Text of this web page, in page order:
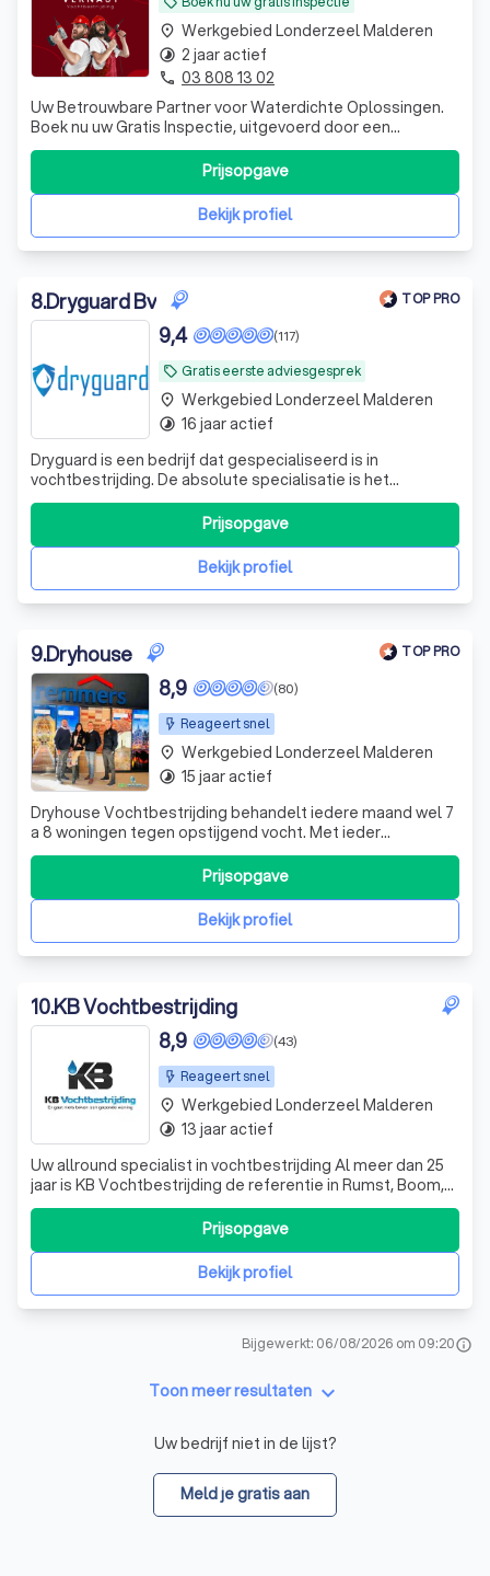
Uw Betrouwbare Partner voor Waterdichte Oplossingen.
Boek nu uw Gratis Inspectie, uitgevoerd door een
Bouwkundig Ingenieur, en ontvang meteen een Oplossing
Ter Plaatse. Geniet van Extra Voordelen zoals Premies tot
50%, en tot 30 Jaar Garantie. Welkom bij Vernast, waar
vakmanschap en klanttevredenhe
Bekijk profiel
Prijsopgave
place Werkgebied Londerzeel Malderen
timelapse 2 jaar actief
phone 03 808 13 02
8.Dryguard Bv TOP PRO
local_offer Gratis eerste adviesgesprek
(117)
9,4
Dryguard is een bedrijf dat gespecialiseerd is in
vochtbestrijding. De absolute specialisatie is het
behandelen van muren tegen opstijgend vocht. Dryguard
is een gezonde KMO met een meewerkende zaakvoerder
dat zich richt op klanten die zo budgetvriendelijk mogelijk
willen injecteren tegen opstijgen
Bekijk profiel
Prijsopgave
place Werkgebied Londerzeel Malderen
timelapse 16 jaar actief
9.Dryhouse TOP PRO
Reageert snel
(80)
8,9
Dryhouse Vochtbestrijding behandelt iedere maand wel 7
a 8 woningen tegen opstijgend vocht. Met ieder
vochtprobleem weten we raad. Dryhouse biedt
verschillende effectieve vochtbestrijdingsmethodes aan
die elk type vochtprobleem gegarandeerd oplossen.
Dryhouse bestrijdt opstijgend vocht, doorslaand
Bekijk profiel
Prijsopgave
place Werkgebied Londerzeel Malderen
timelapse 15 jaar actief
10.KB Vochtbestrijding
Reageert snel
(43)
8,9
Uw allround specialist in vochtbestrijding Al meer dan 25
jaar is KB Vochtbestrijding de referentie in Rumst, Boom,
Ranst en Antwerpen. Wij verlossen u van al uw
vochtproblemen en doen daarvoor een beroep op onze
kennis en ervaring. Elk vochtprobleem is anders. Daarom
zorgen we altijd voor een oplos
Bekijk profiel
Prijsopgave
place Werkgebied Londerzeel Malderen
timelapse 13 jaar actief
Bijgewerkt: 06/08/2026 om 09:20info
Toon meer resultaten keyboard_arrow_down
Uw bedrijf niet in de lijst?
Meld je gratis aan